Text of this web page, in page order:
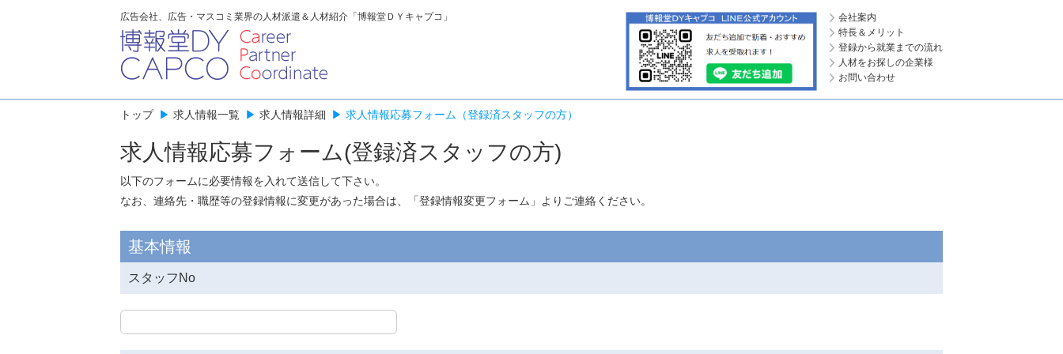
広告会社、広告・マスコミ業界の人材派遣＆人材紹介「博報堂ＤＹキャプコ」
会社案内
特長＆メリット
登録から就業までの流れ
人材をお探しの企業様
お問い合わせ
トップ ▶ 求人情報一覧 ▶ 求人情報詳細 ▶ 求人情報応募フォーム（登録済スタッフの方）
求人情報応募フォーム(登録済スタッフの方)
以下のフォームに必要情報を入れて送信して下さい。
なお、連絡先・職歴等の登録情報に変更があった場合は、「登録情報変更フォーム 」よりご連絡ください。
基本情報
スタッフNo